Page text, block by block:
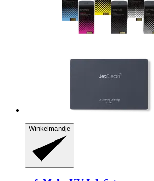
Winkelmandje